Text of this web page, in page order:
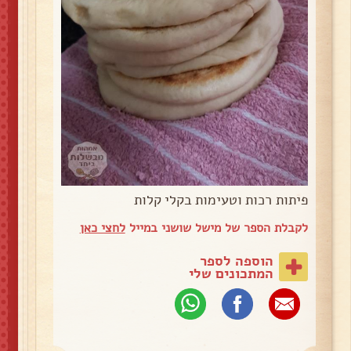
פיתות רכות וטעימות בקלי קלות
לקבלת הספר של מישל שושני במייללחצי כאן
הוספה לספר
המתכונים שלי